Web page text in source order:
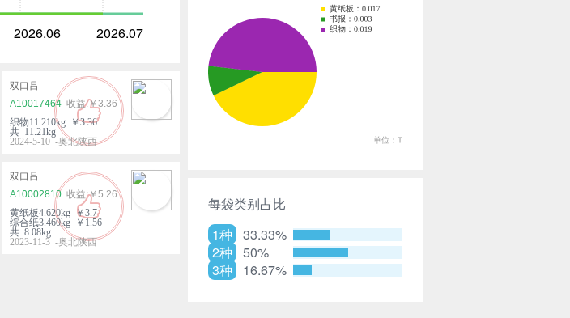
2026.06 2026.07
双口吕
A10017464
￥3.36
织物11.210kg ￥3.36
共 11.21kg
2024-5-10 -奥北陕西
双口吕
A10002810
￥5.26
黄纸板4.620kg ￥3.7
综合纸3.460kg ￥1.56
共 8.08kg
2023-11-3 -奥北陕西
每袋类别占比
1种
33.33%
2种
50%
3种
16.67%